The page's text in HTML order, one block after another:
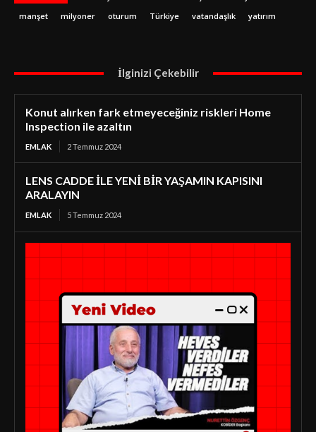
manşet
milyoner oturum Türkiye vatandaşlık yatırım
İlginizi Çekebilir
Konut alırken fark etmeyeceğiniz riskleri Home
Inspection ile azaltın
EMLAK 2 Temmuz 2024
LENS CADDE İLE YENİ BİR YAŞAMIN KAPISINI
ARALAYIN
EMLAK 5 Temmuz 2024